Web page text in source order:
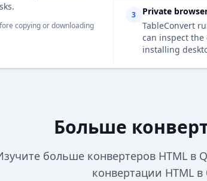
copying or downloading
3
Private
TableConvert
can inspect
installing
Больше
больше конвертеров HTML в
конвертации HTML